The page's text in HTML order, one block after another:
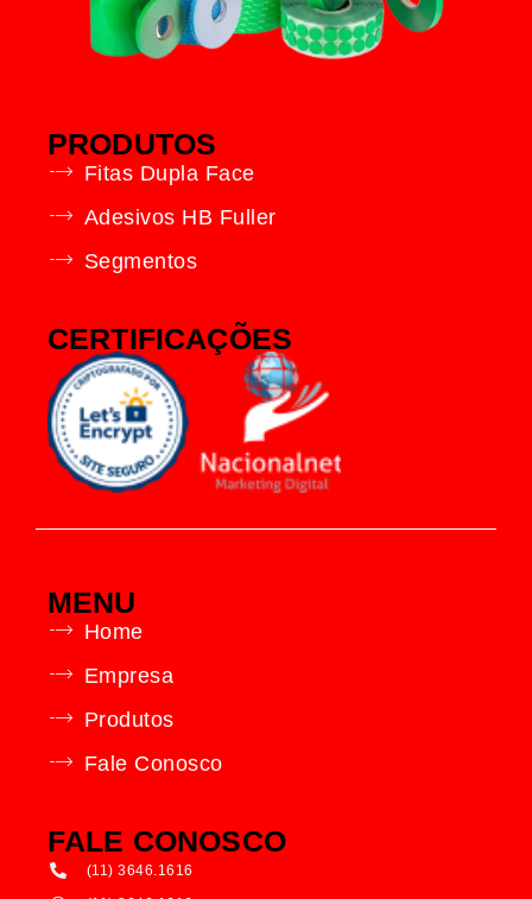
PRODUTOS
Fitas Dupla Face
Adesivos HB Fuller
Segmentos
CERTIFICAÇÕES
MENU
Home
Empresa
Produtos
Fale Conosco
FALE CONOSCO
(11) 3646.1616